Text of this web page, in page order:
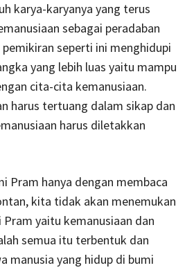
karya-karyanya yang terus
sebagai peradaban
seperti ini menghidupi
yang lebih luas yaitu mampu
cita-cita kemanusiaan.
harus tertuang dalam sikap dan
harus diletakkan
Pram hanya dengan membaca
kita tidak akan menemukan
yaitu kemanusiaan dan
semua itu terbentuk dan
manusia yang hidup di bumi